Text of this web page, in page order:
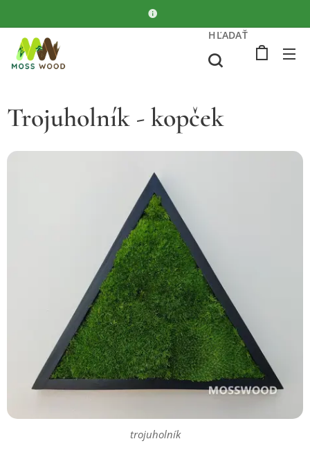
HĽADAŤ
Trojuholník - kopček
trojuholník